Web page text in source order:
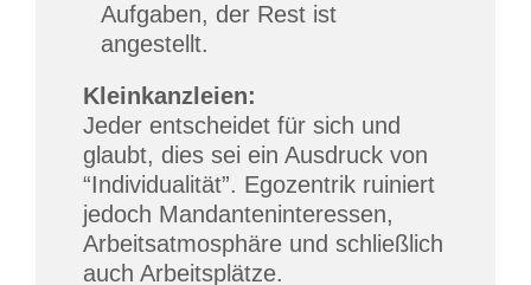
Aufgaben, der Rest ist
angestellt.
Kleinkanzleien:
Jeder entscheidet für sich und
glaubt, dies sei ein Ausdruck von
“Individualität”. Egozentrik ruiniert
jedoch Mandanteninteressen,
Arbeitsatmosphäre und schließlich
auch Arbeitsplätze.